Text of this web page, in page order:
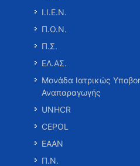
Ι.Ι.Ε.Ν.
Π.Ο.Ν.
Π.Σ.
ΕΛ.ΑΣ.
Μονάδα Ιατρικώς
Αναπαραγωγής
UNHCR
CEPOL
ΕΑΑΝ
Π.Ν.